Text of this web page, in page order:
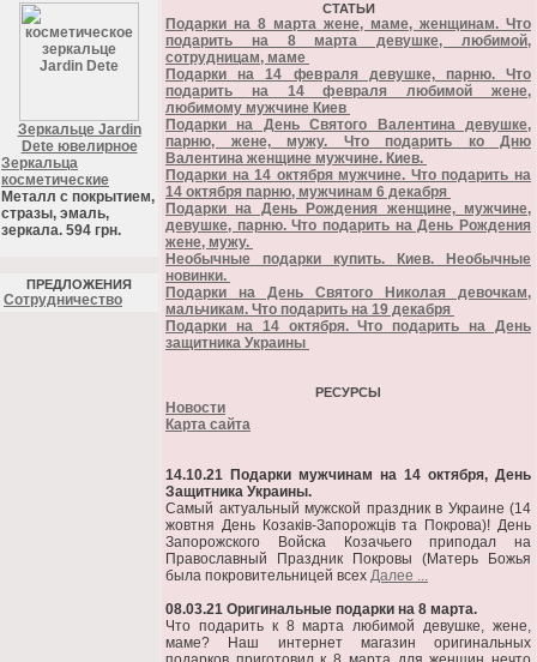
Зеркальце Jardin
Dete ювелирное
Зеркальца
косметические
Металл с покрытием,
стразы, эмаль,
зеркала. 594 грн.
ПРЕДЛОЖЕНИЯ
Cотрудничество
СТАТЬИ
Подарки на 8 марта жене, маме, женщинам. Что
подарить на 8 марта девушке, любимой,
сотрудницам, маме
Подарки на 14 февраля девушке, парню. Что
подарить на 14 февраля любимой жене,
любимому мужчине Киев
Подарки на День Святого Валентина девушке,
парню, жене, мужу. Что подарить ко Дню
Валентина женщине мужчине. Киев.
Подарки на 14 октября мужчине. Что подарить на
14 октября парню, мужчинам 6 декабря
Подарки на День Рождения женщине, мужчине,
девушке, парню. Что подарить на День Рождения
жене, мужу.
Необычные подарки купить. Киев. Необычные
новинки.
Подарки на День Святого Николая девочкам,
мальчикам. Что подарить на 19 декабря
Подарки на 14 октября. Что подарить на День
защитника Украины
РЕСУРСЫ
Новости
Карта сайта
14.10.21 Подарки мужчинам на 14 октября, День
Защитника Украины.
Самый актуальный мужской праздник в Украине (14
жовтня День Козаків-Запорожців та Покрова)! День
Запорожского Войска Козачьего приподал на
Православный Праздник Покровы (Матерь Божья
была покровительницей всех Далее ...
08.03.21 Оригинальные подарки на 8 марта.
Что подарить к 8 марта любимой девушке, жене,
маме? Наш интернет магазин оригинальных